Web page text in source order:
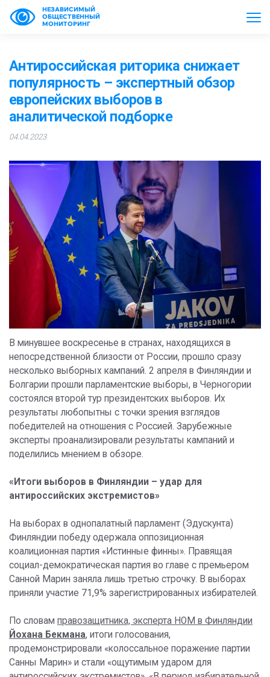
НЕЗАВИСИМЫЙ
ОБЩЕСТВЕННЫЙ
МОНИТОРИНГ
Антироссийская риторика снижает
популярность – экспертный обзор
европейских выборов в
аналитической подборке
04.04.2023
В минувшее воскресенье в странах, находящихся в
непосредственной близости от России, прошло сразу
несколько выборных кампаний. 2 апреля в Финляндии и
Болгарии прошли парламентские выборы, в Черногории
состоялся второй тур президентских выборов. Их
результаты любопытны с точки зрения взглядов
победителей на отношения с Россией. Зарубежные
эксперты проанализировали результаты кампаний и
поделились мнением в обзоре.
«Итоги выборов в Финляндии – удар для
антироссийских экстремистов»
На выборах в однопалатный парламент (Эдускунта)
Финляндии победу одержала оппозиционная
коалиционная партия «Истинные финны». Правящая
социал-демократическая партия во главе с премьером
Санной Марин заняла лишь третью строчку. В выборах
приняли участие 71,9% зарегистрированных избирателей.
По словам правозащитника, эксперта НОМ в Финляндии
Йохана Бекмана, итоги голосования,
продемонстрировали «колоссальное поражение партии
Санны Марин» и стали «ощутимым ударом для